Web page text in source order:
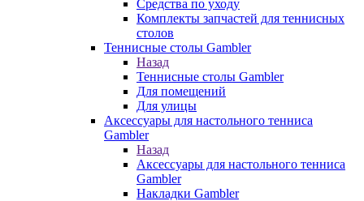
Средства по уходу
Комплекты запчастей для теннисных
столов
Теннисные столы Gambler
Назад
Теннисные столы Gambler
Для помещений
Для улицы
Аксессуары для настольного тенниса
Gambler
Назад
Аксессуары для настольного тенниса
Gambler
Накладки Gambler